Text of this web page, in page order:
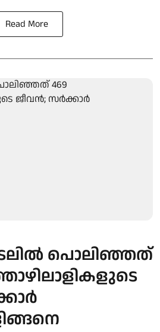
Read More
പൊലിഞ്ഞത്